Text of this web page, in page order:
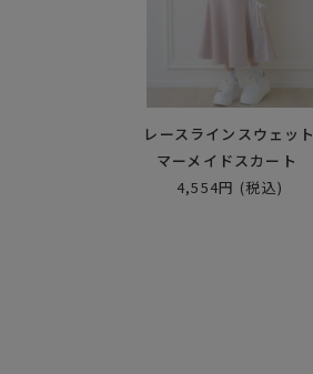
レースラインスウェット
マーメイドスカート
4,554円 (税込)